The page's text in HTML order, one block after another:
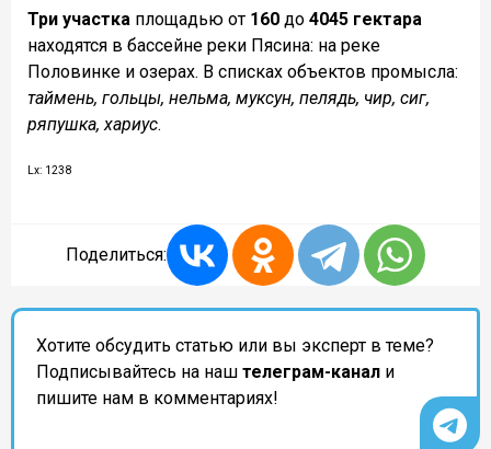
Три участка площадью от 160 до 4045 гектара
находятся в бассейне реки Пясина: на реке
Половинке и озерах. В списках объектов промысла:
таймень, гольцы, нельма, муксун, пелядь, чир, сиг,
ряпушка, хариус.
Lx: 1238
Поделиться:
Хотите обсудить статью или вы эксперт в теме?
Подписывайтесь на наш телеграм-канал и
пишите нам в комментариях!